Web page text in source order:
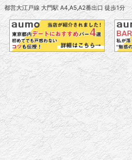
都営大江戸線 大門駅 A4,A5,A2番出口 徒歩1分